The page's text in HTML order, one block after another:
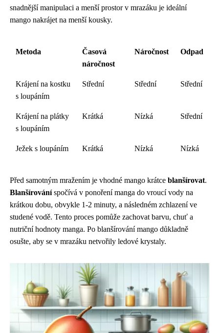
snadnější manipulaci a menší prostor v mrazáku je ideální
mango nakrájet na menší kousky.
Metoda
Časová
náročnost
Náročnost Odpad
Krájení na kostku
s loupáním
Střední Střední Střední
Krájení na plátky
s loupáním
Krátká Nízká Střední
Ježek s loupáním Krátká Nízká Nízká
Před samotným mražením je vhodné mango krátce blanšírovat.
Blanšírováníspočívá v ponoření manga do vroucí vody na
krátkou dobu, obvykle 1-2 minuty, a následném zchlazení ve
studené vodě. Tento proces pomůže zachovat barvu, chuť a
nutriční hodnoty manga. Po blanšírování mango důkladně
osušte, aby se v mrazáku netvořily ledové krystaly.